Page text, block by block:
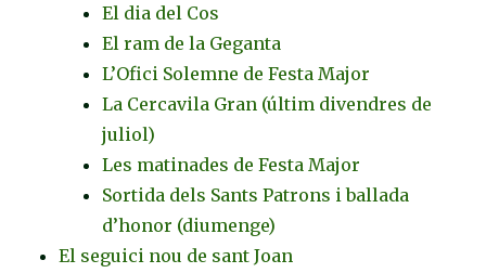
El dia del Cos
El ram de la Geganta
L’Ofici Solemne de Festa Major
La Cercavila Gran (últim divendres de
juliol)
Les matinades de Festa Major
Sortida dels Sants Patrons i ballada
d’honor (diumenge)
El seguici nou de sant Joan